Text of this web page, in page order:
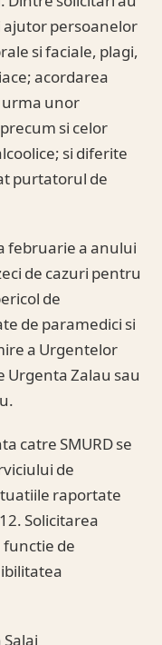
persoanelor
si faciale, plagi,
acordarea
unor
si celor
si diferite
purtatorul de
februarie a anului
de cazuri pentru
de
de paramedici si
a Urgentelor
Urgenta Zalau sau
catre SMURD se
de
raportate
Solicitarea
functie de